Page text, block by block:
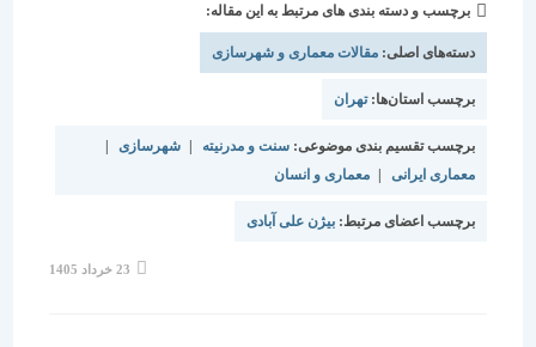
برچسب و دسته بندی های مرتبط به این مقاله:
دسته‌های اصلی:مقالات معماری و شهرسازی
برچسب استان‌ها:تهران
برچسب تقسیم بندی موضوعی:سنت و مدرنیته | شهرسازی |
معماری ایرانی | معماری و انسان
برچسب اعضای مرتبط: بیژن علی آبادی